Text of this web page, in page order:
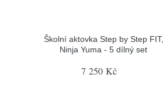
Školní aktovka Step by Step FIT,
Ninja Yuma - 5 dílný set
7 250 Kč